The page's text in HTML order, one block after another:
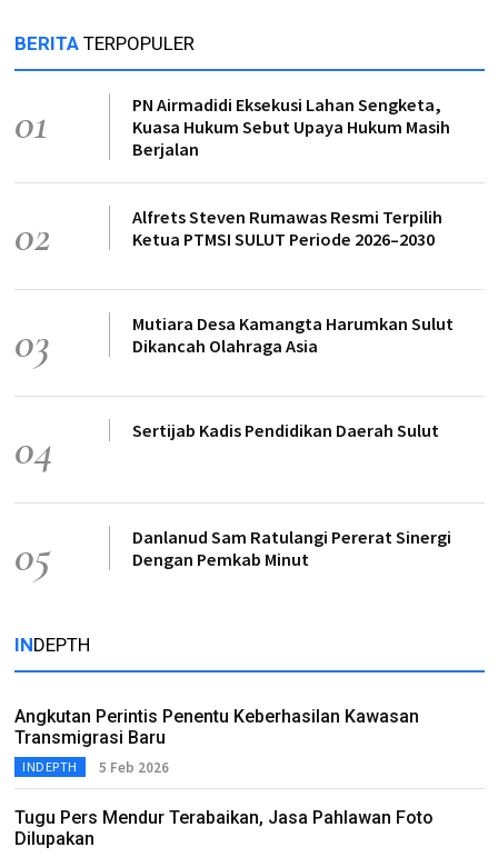
BERITA TERPOPULER
01
PN Airmadidi Eksekusi Lahan Sengketa,
Kuasa Hukum Sebut Upaya Hukum Masih
Berjalan
02
Alfrets Steven Rumawas Resmi Terpilih
Ketua PTMSI SULUT Periode 2026–2030
03
Mutiara Desa Kamangta Harumkan Sulut
Dikancah Olahraga Asia
04 Sertijab Kadis Pendidikan Daerah Sulut
05
Danlanud Sam Ratulangi Pererat Sinergi
Dengan Pemkab Minut
INDEPTH
Angkutan Perintis Penentu Keberhasilan Kawasan
Transmigrasi Baru
INDEPTH 5 Feb 2026
Tugu Pers Mendur Terabaikan, Jasa Pahlawan Foto
Dilupakan